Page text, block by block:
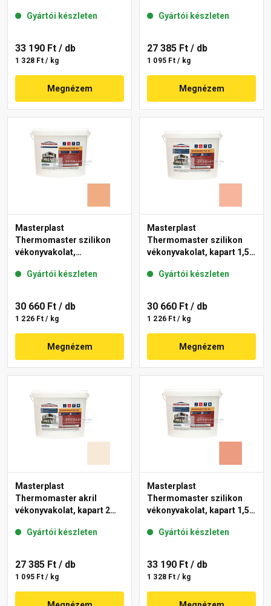
Gyártói készleten
33 190 Ft / db
1 328 Ft / kg
Megnézem
17-D 25 kg
Gyártói készleten
27 385 Ft / db
1 095 Ft / kg
Megnézem
Masterplast
Thermomaster szilikon
vékonyvakolat,
11-C 25 kg
Gyártói készleten
30 660 Ft / db
1 226 Ft / kg
Megnézem
Masterplast
Thermomaster szilikon
vékonyvakolat, kapart 1,5
Gyártói készleten
30 660 Ft / db
1 226 Ft / kg
Megnézem
Masterplast
Thermomaster akril
vékonyvakolat, kapart 2
Gyártói készleten
27 385 Ft / db
1 095 Ft / kg
Masterplast
Thermomaster szilikon
vékonyvakolat, kapart 1,5
Gyártói készleten
33 190 Ft / db
1 328 Ft / kg